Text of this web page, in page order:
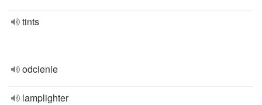
tints
odcienie
lamplighter